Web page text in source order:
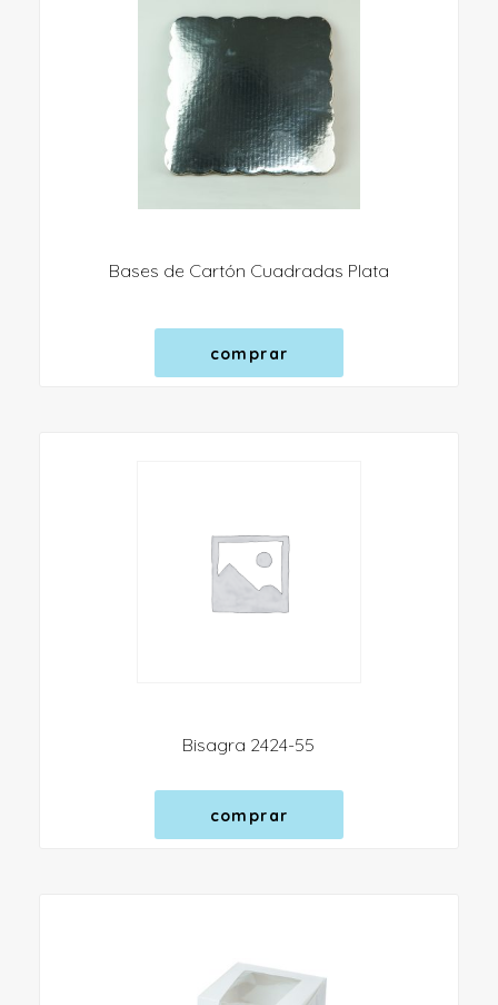
Bases de Cartón Cuadradas Plata
comprar
Bisagra 2424-55
comprar